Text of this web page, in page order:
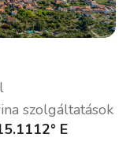
szolgáltatások
E